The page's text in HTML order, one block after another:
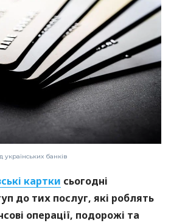
українських банків
картки сьогодні
до тих послуг, які роблять
операції, подорожі та